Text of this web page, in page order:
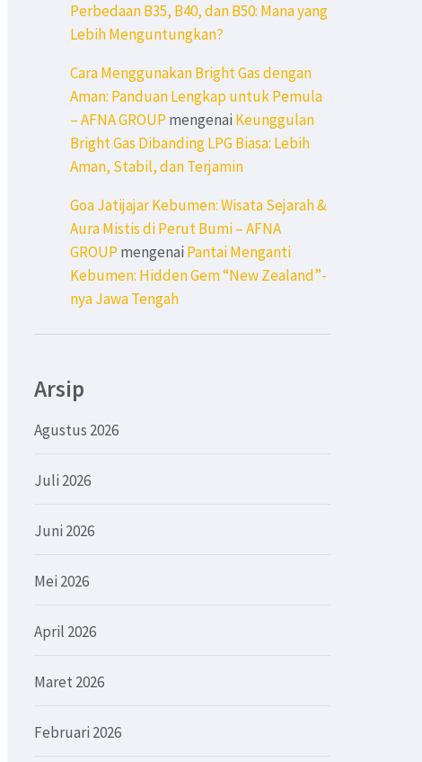
Perbedaan B35, B40, dan B50: Mana yang
Lebih Menguntungkan?
Cara Menggunakan Bright Gas dengan
Aman: Panduan Lengkap untuk Pemula
– AFNA GROUPmengenai Keunggulan
Bright Gas Dibanding LPG Biasa: Lebih
Aman, Stabil, dan Terjamin
Goa Jatijajar Kebumen: Wisata Sejarah &
Aura Mistis di Perut Bumi – AFNA
GROUPmengenai Pantai Menganti
Kebumen: Hidden Gem “New Zealand”-
nya Jawa Tengah
Arsip
Agustus 2026
Juli 2026
Juni 2026
Mei 2026
April 2026
Maret 2026
Februari 2026